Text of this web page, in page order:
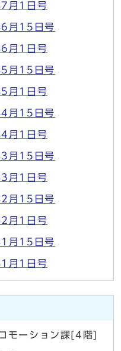
月1日号
月15日号
月1日号
月15日号
月1日号
月15日号
月1日号
月15日号
月1日号
月15日号
月1日号
月15日号
月1日号
モーション課[4階]